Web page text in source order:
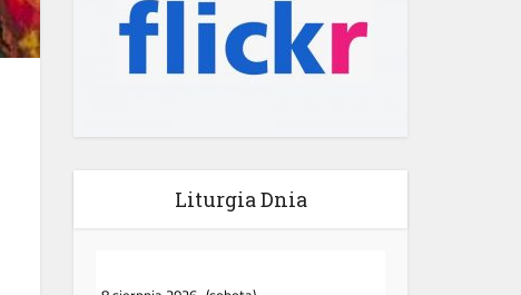
Liturgia Dnia